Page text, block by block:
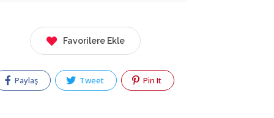
Favorilere Ekle
Paylaş Tweet Pin It